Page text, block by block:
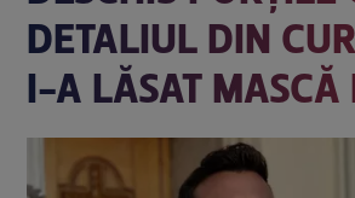
DETALIUL DIN
I-A LĂSAT MASCĂ